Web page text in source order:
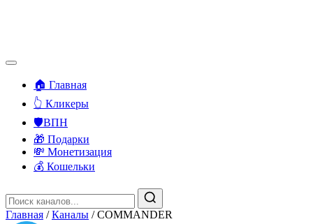
🏠 Главная
👆 Кликеры
🛡️ВПН
🎁 Подарки
💸 Монетизация
💰 Кошельки
Главная / Каналы / COMMANDER